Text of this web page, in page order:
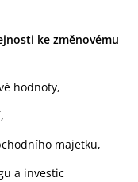
ke změnovému
hodnoty,
majetku,
a investic